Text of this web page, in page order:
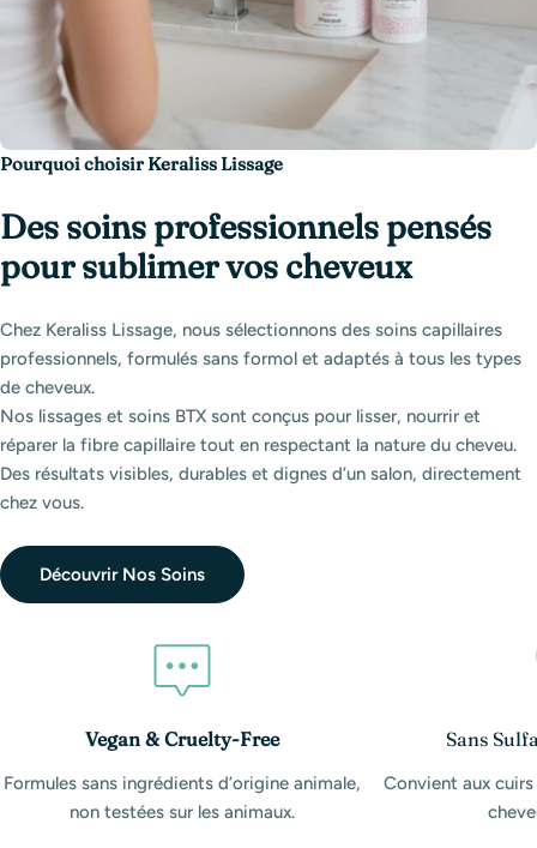
Pourquoi choisir Keraliss Lissage
Des soins professionnels pensés
pour sublimer vos cheveux
Chez Keraliss Lissage, nous sélectionnons des soins capillaires
professionnels, formulés sans formol et adaptés à tous les types
de cheveux.
Nos lissages et soins BTX sont conçus pour lisser, nourrir et
réparer la fibre capillaire tout en respectant la nature du cheveu.
Des résultats visibles, durables et dignes d’un salon, directement
chez vous.
Découvrir Nos Soins
Vegan & Cruelty-Free
Formules sans ingrédients d’origine animale,
non testées sur les animaux.
Sans
Convient aux